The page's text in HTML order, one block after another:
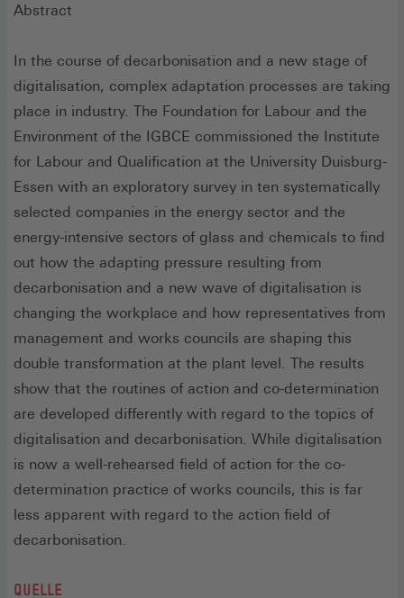
Abstract
In the course of decarbonisation and a new stage of
digitalisation, complex adaptation processes are taking
place in industry. The Foundation for Labour and the
Environment of the IGBCE commissioned the Institute
for Labour and Qualification at the University Duisburg-
Essen with an exploratory survey in ten systematically
selected companies in the energy sector and the
energy-intensive sectors of glass and chemicals to find
out how the adapting pressure resulting from
decarbonisation and a new wave of digitalisation is
changing the workplace and how representatives from
management and works councils are shaping this
double transformation at the plant level. The results
show that the routines of action and co-determination
are developed differently with regard to the topics of
digitalisation and decarbonisation. While digitalisation
is now a well-rehearsed field of action for the co-
determination practice of works councils, this is far
less apparent with regard to the action field of
decarbonisation.
QUELLE